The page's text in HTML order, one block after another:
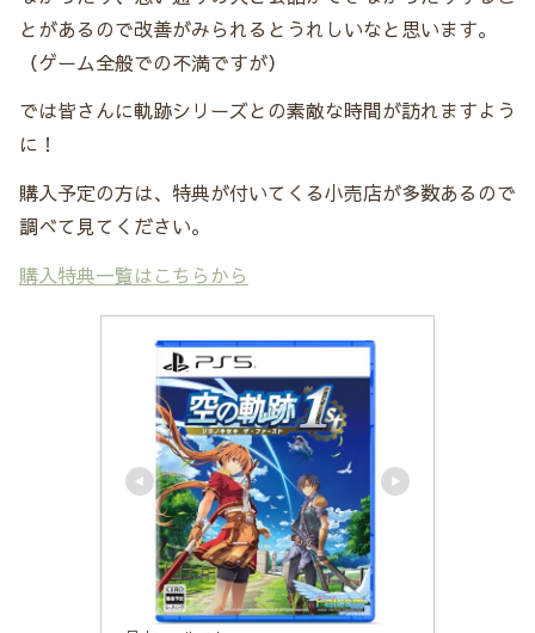
とがあるので改善がみられるとうれしいなと思います。
（ゲーム全般での不満ですが）
では皆さんに軌跡シリーズとの素敵な時間が訪れますよう
に！
購入予定の方は、特典が付いてくる小売店が多数あるので
調べて見てください。
購入特典一覧はこちらから